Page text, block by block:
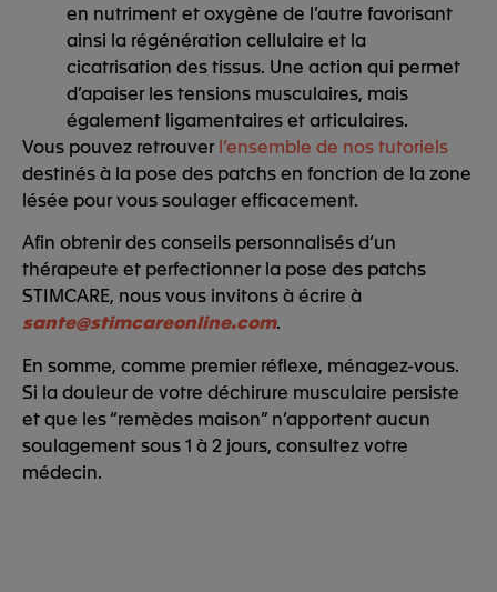
en nutriment et oxygène de l’autre favorisant
ainsi la régénération cellulaire et la
cicatrisation des tissus. Une action qui permet
d’apaiser les tensions musculaires, mais
également ligamentaires et articulaires.
Vous pouvez retrouverl’ensemble de nos tutoriels
destinés à la pose des patchs en fonction de la zone
lésée pour vous soulager efficacement.
Afin obtenir des conseils personnalisés d’un
thérapeute et perfectionner la pose des patchs
STIMCARE, nous vous invitons à écrire à
sante@stimcareonline.com.
En somme, comme premier réflexe, ménagez-vous.
Si la douleur de votre déchirure musculaire persiste
et que les “remèdes maison” n’apportent aucun
soulagement sous 1 à 2 jours, consultez votre
médecin.